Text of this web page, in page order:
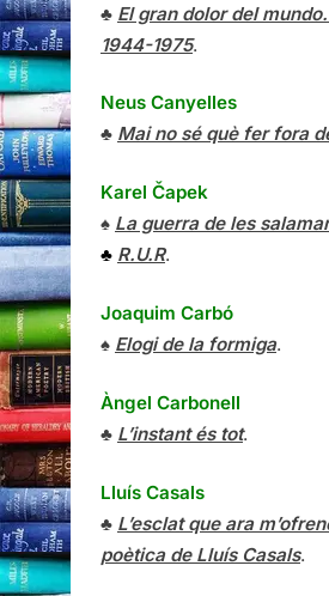
♣ El gran dolor del
1944-1975.
Neus Canyelles
♣ Mai no sé què fer fora
Karel Čapek
♠ La guerra de les
♣ R.U.R.
Joaquim Carbó
♠ Elogi de la formiga.
Àngel Carbonell
♣ L’instant és tot.
Lluís Casals
♣ L’esclat que ara
poètica de Lluís Casals.